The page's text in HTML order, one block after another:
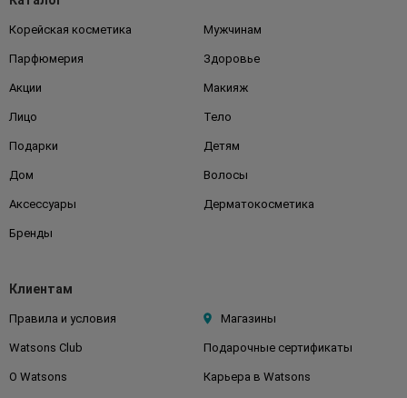
Корейская косметика Мужчинам
Парфюмерия Здоровье
Акции Макияж
Лицо Тело
Подарки Детям
Дом Волосы
Аксессуары Дерматокосметика
Бренды
Клиентам
Правила и условия Магазины
Watsons Club Подарочные сертификаты
О Watsons Карьера в Watsons